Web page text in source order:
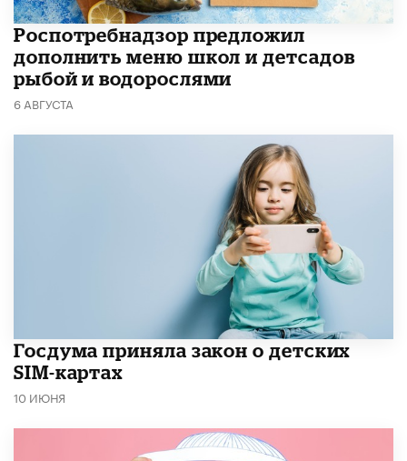
Роспотребнадзор предложил
дополнить меню школ и детсадов
рыбой и водорослями
6 АВГУСТА
Госдума приняла закон о детских
SIM-картах
10 ИЮНЯ